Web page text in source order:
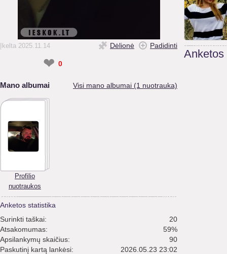
Įkelta 2025.11.14 Dėlionė Padidinti
❤ 0
Mano albumai Visi mano albumai (1 nuotrauka)
Profilio
nuotraukos
Anketos statistika
Surinkti taškai:
20
Atsakomumas:
59%
Apsilankymų skaičius:
90
Paskutinį kartą lankėsi:
2026.05.23 23:02
Anketos